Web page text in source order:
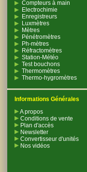
Compteurs à main
Electrochimie
Enregistreurs
Luxmètres
Mètres
Pénétromètres
Ph-mètres
Réfractomètres
Station-Météo
Test bouchons
Thermomètres
Thermo-hygromètres
Informations Générales
A propos
Conditions de vente
Plan d'accès
Newsletter
Convertisseur d'unités
Nos vidéos